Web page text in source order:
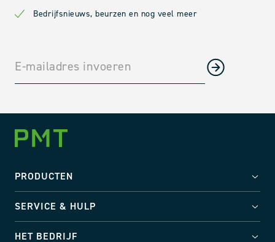
Bedrijfsnieuws, beurzen en nog veel meer
PRODUCTEN
SERVICE & HULP
HET BEDRIJF